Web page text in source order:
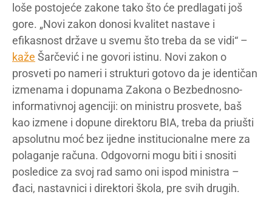
loše postojeće zakone tako što će predlagati još
gore. „Novi zakon donosi kvalitet nastave i
efikasnost države u svemu što treba da se vidi“ –
kaže Šarčević i ne govori istinu. Novi zakon o
prosveti po nameri i strukturi gotovo da je identičan
izmenama i dopunama Zakona o Bezbednosno-
informativnoj agenciji: on ministru prosvete, baš
kao izmene i dopune direktoru BIA, treba da priušti
apsolutnu moć bez ijedne institucionalne mere za
polaganje računa. Odgovorni mogu biti i snositi
posledice za svoj rad samo oni ispod ministra –
đaci, nastavnici i direktori škola, pre svih drugih.